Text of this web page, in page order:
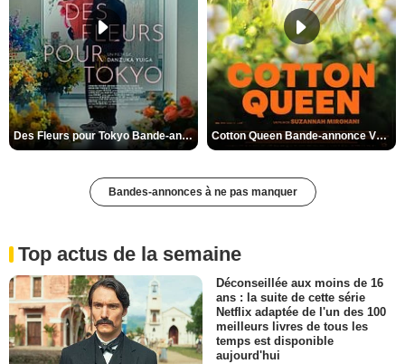
Des Fleurs pour Tokyo Bande-annonce VO STFR Cotton Queen Bande-annonce VO STFR
Bandes-annonces à ne pas manquer
Top actus de la semaine
Déconseillée aux moins de 16
ans : la suite de cette série
Netflix adaptée de l'un des 100
meilleurs livres de tous les
temps est disponible
aujourd'hui